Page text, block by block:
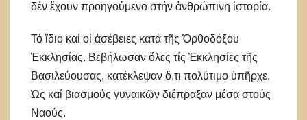
δέν ἔχουν προηγούμενο στήν ἀνθρώπινη ἱστορία.
Τό ἴδιο καί οἱ ἀσέβειες κατά τῆς Ὀρθοδόξου
Ἐκκλησίας. Βεβήλωσαν ὅλες τίς Ἐκκλησίες τῆς
Βασιλεύουσας, κατέκλεψαν ὅ,τι πολύτιμο ὑπῆρχε.
Ὡς καί βιασμούς γυναικῶν διέπραξαν μέσα στούς
Ναούς.